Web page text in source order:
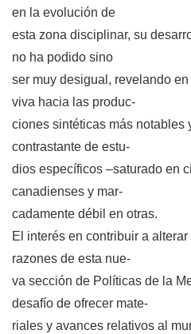
en la evolución de
esta zona disciplinar, su
no ha podido sino
ser muy desigual, revelando
viva hacia las produc-
ciones sintéticas más notables
contrastante de estu-
dios específicos –saturado en
canadienses y mar-
cadamente débil en otras.
El interés en contribuir a
razones de esta nue-
va sección de Políticas de la
desafío de ofrecer mate-
riales y avances relativos al